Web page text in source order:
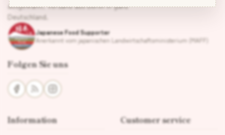
ausgewählt. Versand aus Berlin in ganz
Deutschland.
Japanese Food Supporter
Anerkannt vom japanischen Landwirtschaftsministerium (MAFF)
Folgen Sie uns
Information Customer service